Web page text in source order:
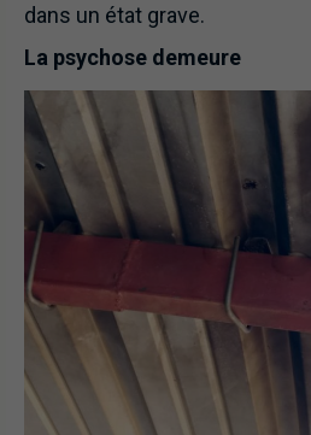
dans un état grave.
La psychose demeure